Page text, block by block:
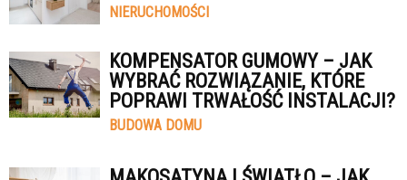
NIERUCHOMOŚCI
KOMPENSATOR GUMOWY – JAK
WYBRAĆ ROZWIĄZANIE, KTÓRE
POPRAWI TRWAŁOŚĆ INSTALACJI?
BUDOWA DOMU